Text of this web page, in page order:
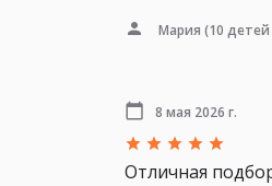
Мария (10 детей
8 мая 2026 г.
Отличная